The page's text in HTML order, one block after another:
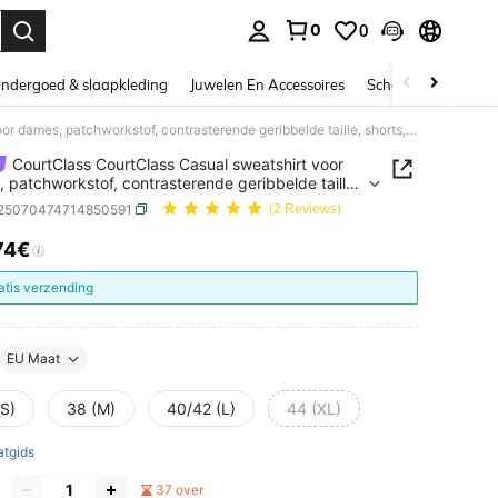
0 0
& slaapkleding Juwelen En Accessoires Schoonheid &
CourtClass CourtClass Casual sweatshirt voor dames, patchworkstof, contrasterende geribbelde taille, shorts, geschikt voor sport, tennis en dagelijks gebruik.
CourtClass CourtClass Casual sweatshirt voor
patchworkstof, contrasterende geribbelde taille,
geschikt voor sport, tennis en dagelijks gebruik.
(2 Reviews)
AND AVAILABILITY
verzending
EU Maat
38 (M) 40/42 (L) 44 (XL)
37 over